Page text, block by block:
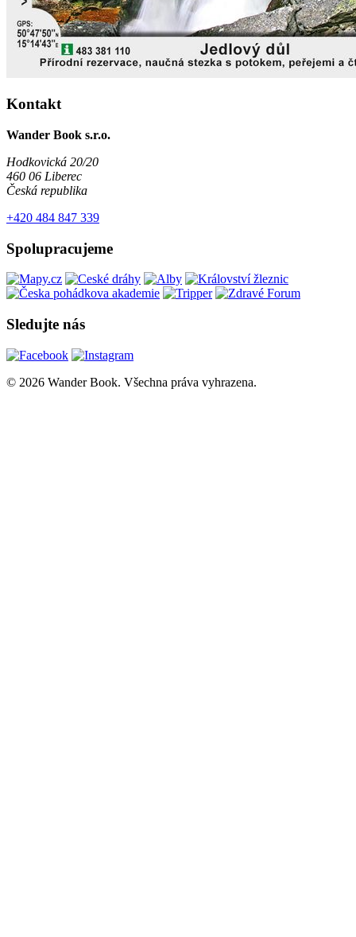
Kontakt
Wander Book s.r.o.
Hodkovická 20/20
460 06 Liberec
Česká republika
+420 484 847 339
Spolupracujeme
Sledujte nás
© 2026 Wander Book. Všechna práva vyhrazena.